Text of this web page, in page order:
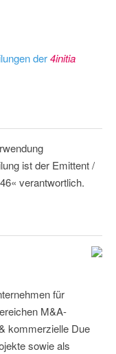
der4initia
ist der Emittent /
verantwortlich.
für
M&A-
kommerzielle Due
sowie als